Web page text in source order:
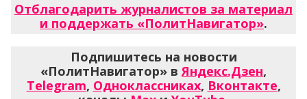
Отблагодарить журналистов за материал
и поддержать «ПолитНавигатор».
Подпишитесь на новости
«ПолитНавигатор» вЯндекс.Дзен,
Telegram, Одноклассниках, Вконтакте,